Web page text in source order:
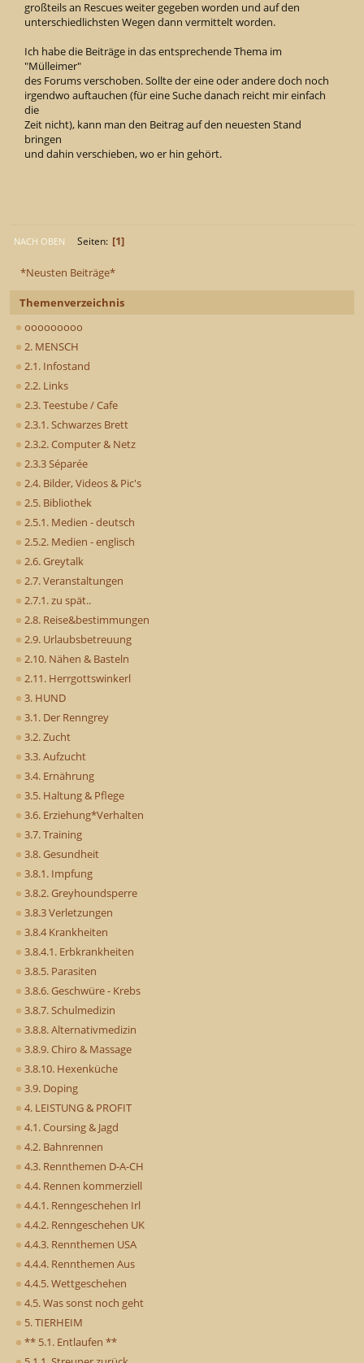
*Neusten Beiträge*
Themenverzeichnis
ooooooooo
2. MENSCH
2.1. Infostand
2.2. Links
2.3. Teestube / Cafe
2.3.1. Schwarzes Brett
2.3.2. Computer & Netz
2.3.3 Séparée
2.4. Bilder, Videos & Pic's
2.5. Bibliothek
2.5.1. Medien - deutsch
2.5.2. Medien - englisch
2.6. Greytalk
2.7. Veranstaltungen
2.7.1. zu spät..
2.8. Reise&bestimmungen
2.9. Urlaubsbetreuung
2.10. Nähen & Basteln
2.11. Herrgottswinkerl
3. HUND
3.1. Der Renngrey
3.2. Zucht
3.3. Aufzucht
3.4. Ernährung
3.5. Haltung & Pflege
3.6. Erziehung*Verhalten
3.7. Training
3.8. Gesundheit
3.8.1. Impfung
3.8.2. Greyhoundsperre
3.8.3 Verletzungen
3.8.4 Krankheiten
3.8.4.1. Erbkrankheiten
3.8.5. Parasiten
3.8.6. Geschwüre - Krebs
3.8.7. Schulmedizin
3.8.8. Alternativmedizin
3.8.9. Chiro & Massage
3.8.10. Hexenküche
3.9. Doping
4. LEISTUNG & PROFIT
4.1. Coursing & Jagd
4.2. Bahnrennen
4.3. Rennthemen D-A-CH
4.4. Rennen kommerziell
4.4.1. Renngeschehen Irl
4.4.2. Renngeschehen UK
4.4.3. Rennthemen USA
4.4.4. Rennthemen Aus
4.4.5. Wettgeschehen
4.5. Was sonst noch geht
5. TIERHEIM
** 5.1. Entlaufen **
großteils an Rescues weiter gegeben worden und auf den
unterschiedlichsten Wegen dann vermittelt worden.
Ich habe die Beiträge in das entsprechende Thema im
"Mülleimer"
des Forums verschoben. Sollte der eine oder andere doch noch
irgendwo auftauchen (für eine Suche danach reicht mir einfach
die
Zeit nicht), kann man den Beitrag auf den neuesten Stand
bringen
und dahin verschieben, wo er hin gehört.
NACH OBEN Seiten 1